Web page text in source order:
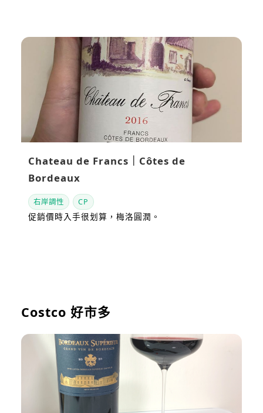
Chateau de Francs｜Côtes de
Bordeaux
右岸調性 CP
促銷價時入手很划算，梅洛圓潤。
Costco 好市多